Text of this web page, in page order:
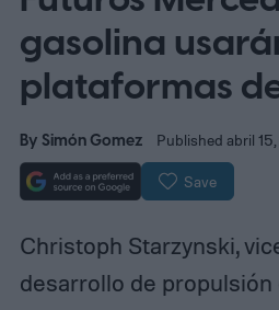
gasolina
plataformas
BySimón Gomez Published abril
Save
Christoph Starzynski,
desarrollo de